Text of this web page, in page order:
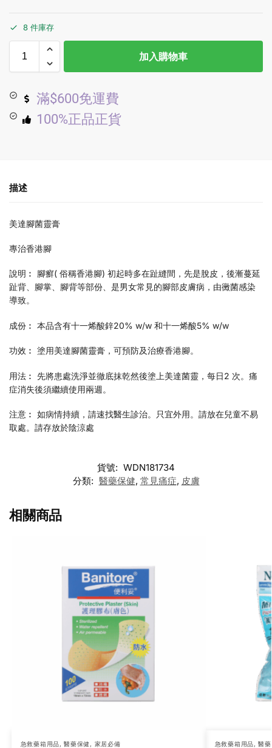
8 件庫存
加入購物車
滿$600免運費
100%正品正貨
描述
美達腳菌靈膏
專治香港腳
說明︰ 腳癬( 俗稱香港腳) 初起時多在趾縫間，先是脫皮，後漸蔓延
趾背、腳掌、腳背等部份、是男女常見的腳部皮膚病，由黴菌感染
導致。
成份︰ 本品含有十一烯酸鋅20% w/w 和十一烯酸5% w/w
功效︰ 塗用美達腳菌靈膏，可預防及治療香港腳。
用法︰ 先將患處洗淨並徹底抹乾然後塗上美達菌靈，每日2 次。痛
症消失後須繼續使用兩週。
注意︰ 如病情持續，請速找醫生診治。只宜外用。請放在兒童不易
取處。請存放於陰涼處
貨號: WDN181734
分類: 醫藥保健, 常見痛症, 皮膚
相關商品
急救藥箱用品,醫藥保健, 家居必備 急救藥箱用品,醫